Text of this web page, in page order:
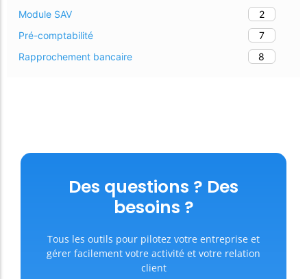
Module SAV
2
Pré-comptabilité
7
Rapprochement bancaire
8
Des questions ? Des
besoins ?
Tous les outils pour pilotez votre entreprise et
gérer facilement votre activité et votre relation
client